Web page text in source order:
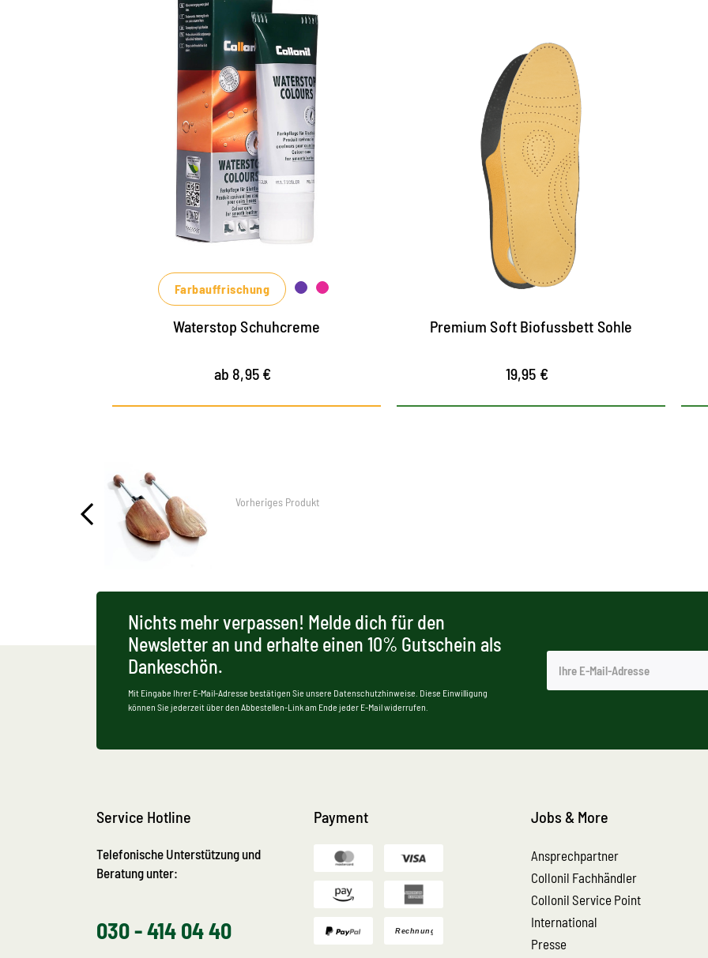
Farbige Pflege- und
Imprägniercreme
pflegt alle Glattleder und HighTech-
Materialien mit Imprägnier-Effekt
nährt das Leder, hält es strapazierfähig
in vielen Farbtönen, von klassischem
Schwarz und Braun bis zu modischen
Farbauffrischung
Waterstop Schuhcreme
ab 8,95 €
Entspannung für
gestresste Füße
anatomisch geformtes Komfort-Fußbett
entlastet und entspannt die Füße
ausgestattet mit einem Fersenpolster
und einer Pelotte zur Unterstützung des
Fußgewölbes
Premium Soft Biofussbett Sohle
19,95 €
Vorheriges Produkt
Nichts mehr verpassen! Melde dich für den
Newsletter an und erhalte einen 10% Gutschein als
Dankeschön.
Mit Eingabe Ihrer E-Mail-Adresse bestätigen Sie unsere Datenschutzhinweise. Diese Einwilligung
können Sie jederzeit über den Abbestellen-Link am Ende jeder E-Mail widerrufen.
Service Hotline
Telefonische Unterstützung und
Beratung unter:
030 - 414 04 40
Payment Jobs & More
Ansprechpartner
Collonil Fachhändler
Collonil Service Point
International
Presse